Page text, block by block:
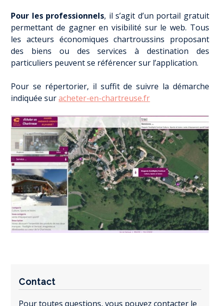
Pour les professionnels, il s’agit d’un portail gratuit
permettant de gagner en visibilité sur le web. Tous
les acteurs économiques chartroussins proposant
des biens ou des services à destination des
particuliers peuvent se référencer sur l’application.
Pour se répertorier, il suffit de suivre la démarche
indiquée suracheter-en-chartreuse.fr
Contact
Pour toutes questions, vous pouvez contacter le